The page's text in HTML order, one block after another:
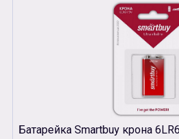
Батарейка Smartbuy крона